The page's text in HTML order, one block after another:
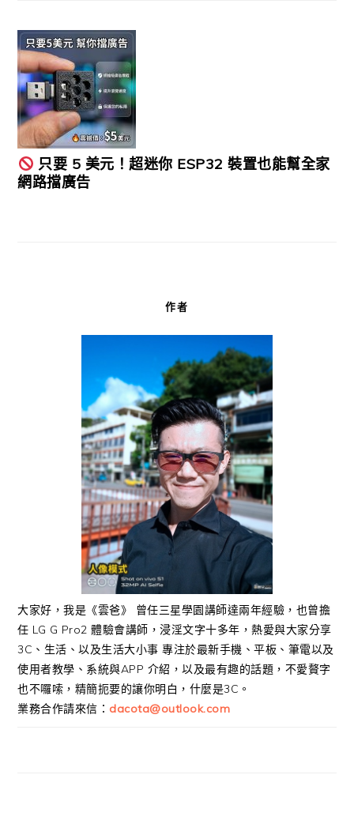
只要 5 美元！超迷你 ESP32 裝置也能幫全家
網路擋廣告
作者
大家好，我是《雲爸》 曾任三星學園講師達兩年經驗，也曾擔
任 LG G Pro2 體驗會講師，浸淫文字十多年，熱愛與大家分享
3C、生活、以及生活大小事 專注於最新手機、平板、筆電以及
使用者教學、系統與APP 介紹，以及最有趣的話題，不愛贅字
也不囉嗦，精簡扼要的讓你明白，什麼是3C。
業務合作請來信： dacota@outlook.com